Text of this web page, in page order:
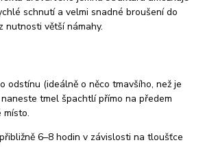
schnutí a velmi snadné broušení do
nutnosti větší námahy.
odstínu (ideálně o něco tmavšího, než je
tmel špachtlí přímo na předem
místo.
6–8 hodin v závislosti na tloušťce